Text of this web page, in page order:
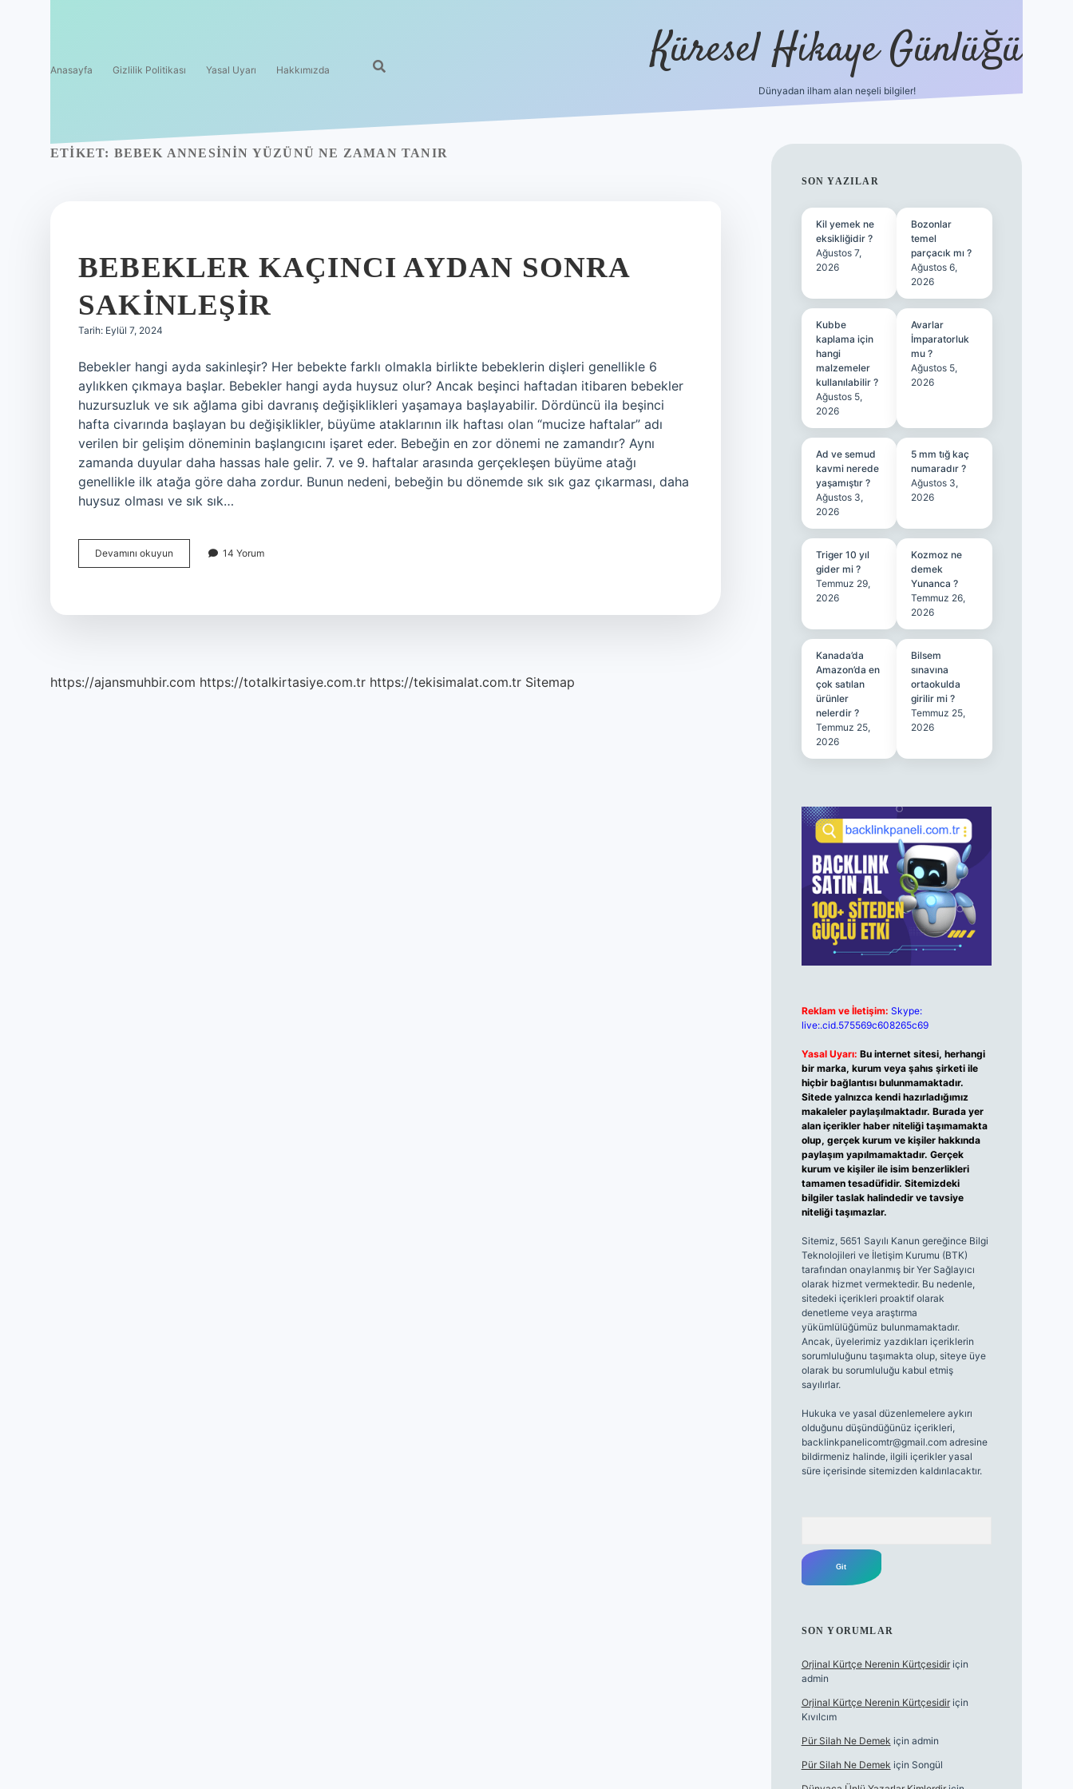
Anasayfa Gizlilik Politikası Yasal Uyarı Hakkımızda Küresel Hikaye Günlüğü
Dünyadan ilham alan neşeli bilgiler!
ETIKET: BEBEK ANNESININ YÜZÜNÜ NE ZAMAN TANIR
BEBEKLER KAÇINCI AYDAN SONRA
SAKINLEŞIR
Tarih: Eylül 7, 2024
Bebekler hangi ayda sakinleşir? Her bebekte farklı olmakla birlikte bebeklerin dişleri genellikle 6
aylıkken çıkmaya başlar. Bebekler hangi ayda huysuz olur? Ancak beşinci haftadan itibaren bebekler
huzursuzluk ve sık ağlama gibi davranış değişiklikleri yaşamaya başlayabilir. Dördüncü ila beşinci
hafta civarında başlayan bu değişiklikler, büyüme ataklarının ilk haftası olan “mucize haftalar” adı
verilen bir gelişim döneminin başlangıcını işaret eder. Bebeğin en zor dönemi ne zamandır? Aynı
zamanda duyular daha hassas hale gelir. 7. ve 9. haftalar arasında gerçekleşen büyüme atağı
genellikle ilk atağa göre daha zordur. Bunun nedeni, bebeğin bu dönemde sık sık gaz çıkarması, daha
huysuz olması ve sık sık…
Devamını okuyun Bebekler
Kaçıncı
14 Yorum
https://ajansmuhbir.com https://totalkirtasiye.com.tr https://tekisimalat.com.tr Sitemap
SIDEBAR
SON YAZILAR
Kil yemek ne
eksikliğidir ?
Ağustos 7,
2026
Bozonlar
temel
parçacık mı ?
Ağustos 6,
2026
Kubbe
kaplama için
hangi
malzemeler
kullanılabilir ?
Ağustos 5,
2026
Avarlar
İmparatorluk
mu ?
Ağustos 5,
2026
Ad ve semud
kavmi nerede
yaşamıştır ?
Ağustos 3,
2026
5 mm tığ kaç
numaradır ?
Ağustos 3,
2026
Triger 10 yıl
gider mi ?
Temmuz 29,
2026
Kozmoz ne
demek
Yunanca ?
Temmuz 26,
2026
Kanada’da
Amazon’da en
çok satılan
ürünler
nelerdir ?
Temmuz 25,
2026
Bilsem
sınavına
ortaokulda
girilir mi ?
Temmuz 25,
2026
Reklam ve İletişim: Skype:
live:.cid.575569c608265c69
Yasal Uyarı: Bu internet sitesi, herhangi
bir marka, kurum veya şahıs şirketi ile
hiçbir bağlantısı bulunmamaktadır.
Sitede yalnızca kendi hazırladığımız
makaleler paylaşılmaktadır. Burada yer
alan içerikler haber niteliği taşımamakta
olup, gerçek kurum ve kişiler hakkında
paylaşım yapılmamaktadır. Gerçek
kurum ve kişiler ile isim benzerlikleri
tamamen tesadüfidir. Sitemizdeki
bilgiler taslak halindedir ve tavsiye
niteliği taşımazlar.
Sitemiz, 5651 Sayılı Kanun gereğince Bilgi
Teknolojileri ve İletişim Kurumu (BTK)
tarafından onaylanmış bir Yer Sağlayıcı
olarak hizmet vermektedir. Bu nedenle,
sitedeki içerikleri proaktif olarak
denetleme veya araştırma
yükümlülüğümüz bulunmamaktadır.
Ancak, üyelerimiz yazdıkları içeriklerin
sorumluluğunu taşımakta olup, siteye üye
olarak bu sorumluluğu kabul etmiş
sayılırlar.
Hukuka ve yasal düzenlemelere aykırı
olduğunu düşündüğünüz içerikleri,
backlinkpanelicomtr@gmail.comadresine
bildirmeniz halinde, ilgili içerikler yasal
süre içerisinde sitemizden kaldırılacaktır.
SON YORUMLAR
Orjinal Kürtçe Nerenin Kürtçesidiriçin
admin
Orjinal Kürtçe Nerenin Kürtçesidiriçin
Kıvılcım
Pür Silah Ne Demek için admin
Pür Silah Ne Demek için Songül
betexper